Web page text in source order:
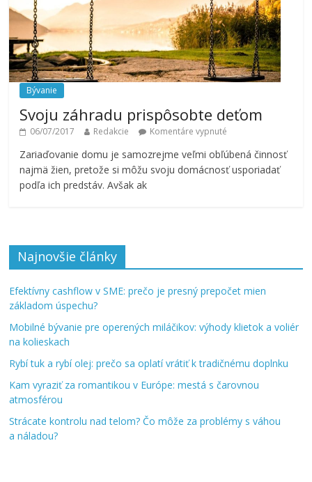
Bývanie
Svoju záhradu prispôsobte deťom
06/07/2017 Redakcie Komentáre vypnuté
Zariaďovanie domu je samozrejme veľmi obľúbená činnosť
najmä žien, pretože si môžu svoju domácnosť usporiadať
podľa ich predstáv. Avšak ak
Najnovšie články
Efektívny cashflow v SME: prečo je presný prepočet mien
základom úspechu?
Mobilné bývanie pre operených miláčikov: výhody klietok a voliér
na kolieskach
Rybí tuk a rybí olej: prečo sa oplatí vrátiť k tradičnému doplnku
Kam vyraziť za romantikou v Európe: mestá s čarovnou
atmosférou
Strácate kontrolu nad telom? Čo môže za problémy s váhou
a náladou?